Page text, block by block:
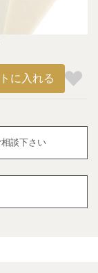
に入れる
談下さい